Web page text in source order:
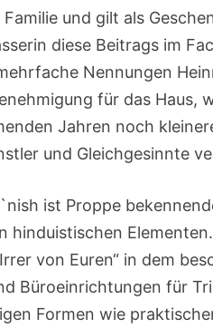
und gilt als
diese Beitrags im
Nennungen
für das
Jahren noch
und Gleichgesinnte
ist Proppe
von Euren“ in dem
Büroeinrichtungen für
Formen wie